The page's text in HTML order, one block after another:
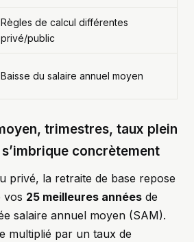
Règles de calcul différentes
privé/public
Baisse du salaire annuel moyen
trimestres, taux plein
concrètement
privé, la retraite de base repose
vos 25 meilleures années de
salaire annuel moyen (SAM).
multiplié par un taux de